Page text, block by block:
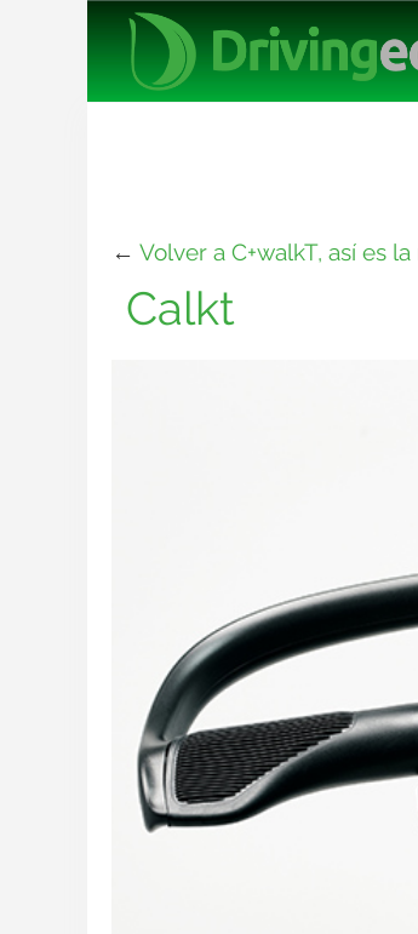
← Volver a C+walkT, así es
Calkt